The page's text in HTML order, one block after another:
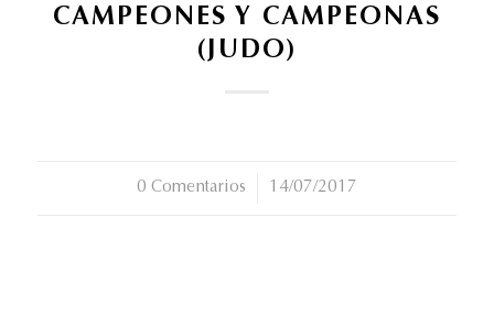
CAMPEONES Y CAMPEONAS
(JUDO)
0 Comentarios
/ 14/07/2017